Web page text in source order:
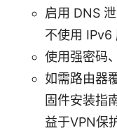
启用 DNS
不使用 IPv6
使用强密码
如需路由器
固件安装指
益于VPN保